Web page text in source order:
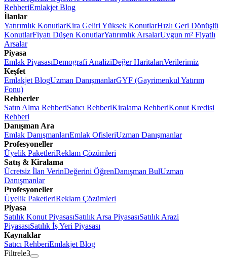
RehberiEmlakjet Blog
İlanlar
Yatırımlık KonutlarKira Geliri Yüksek KonutlarHızlı Geri Dönüşlü
KonutlarFiyatı Düşen KonutlarYatırımlık ArsalarUygun m² Fiyatlı
Arsalar
Piyasa
Emlak PiyasasıDemografi AnaliziDeğer HaritalarıVerilerimiz
Keşfet
Emlakjet BlogUzman DanışmanlarGYF (Gayrimenkul Yatırım
Fonu)
Rehberler
Satın Alma RehberiSatıcı RehberiKiralama RehberiKonut Kredisi
Rehberi
Danışman Ara
Emlak DanışmanlarıEmlak OfisleriUzman Danışmanlar
Profesyoneller
Üyelik PaketleriReklam Çözümleri
Satış & Kiralama
Ücretsiz İlan VerinDeğerini ÖğrenDanışman BulUzman
Danışmanlar
Profesyoneller
Üyelik PaketleriReklam Çözümleri
Piyasa
Satılık Konut PiyasasıSatılık Arsa PiyasasıSatılık Arazi
PiyasasıSatılık İş Yeri Piyasası
Kaynaklar
Satıcı RehberiEmlakjet Blog
Filtrele3